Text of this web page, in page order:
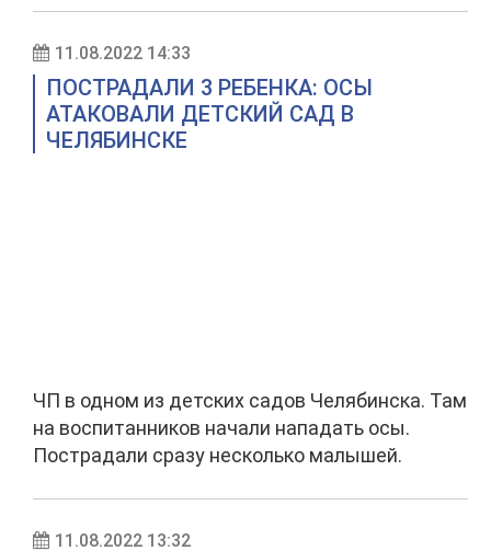
11.08.2022 14:33
ПОСТРАДАЛИ 3 РЕБЕНКА: ОСЫ
АТАКОВАЛИ ДЕТСКИЙ САД В
ЧЕЛЯБИНСКЕ
ЧП в одном из детских садов Челябинска. Там
на воспитанников начали нападать осы.
Пострадали сразу несколько малышей.
11.08.2022 13:32